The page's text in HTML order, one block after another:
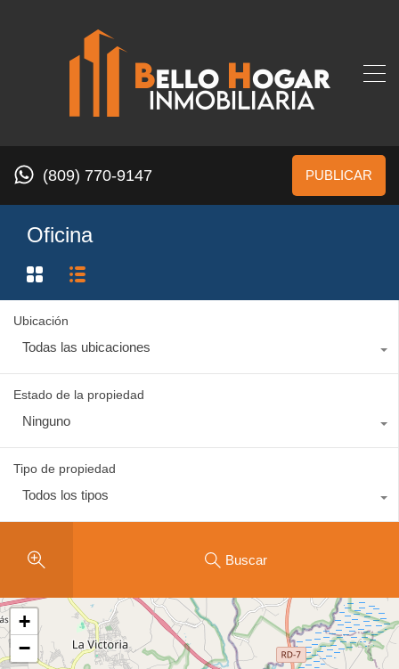
(809) 770-9147 PUBLICAR
Oficina
Ubicación
Todas las ubicaciones
Estado de la propiedad
Ninguno
Tipo de propiedad
Todos los tipos
Buscar
+
−